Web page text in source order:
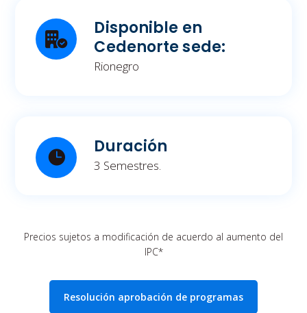
Disponible en
Cedenorte sede:
Rionegro
Duración
3 Semestres.
Precios sujetos a modificación de acuerdo al aumento del
IPC*
Resolución aprobación de programas